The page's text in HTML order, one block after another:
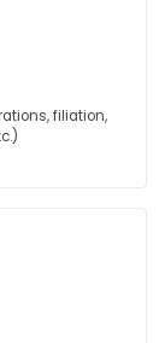
filiation,